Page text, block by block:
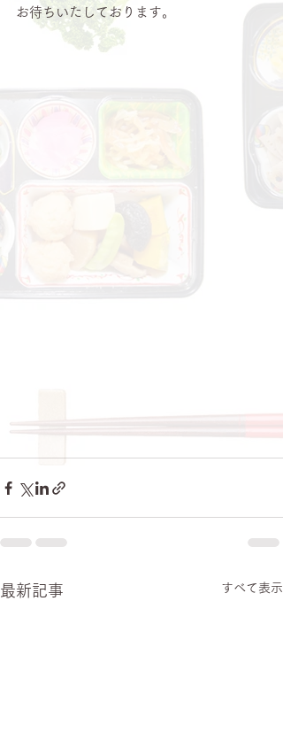
お待ちいたしております。
最新記事 すべて表示